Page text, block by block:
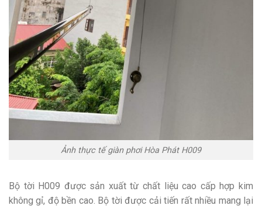
Ảnh thực tế giàn phơi Hòa Phát H009
Bộ tời H009 được sản xuất từ chất liệu cao cấp hợp kim
không gỉ, độ bền cao. Bộ tời được cải tiến rất nhiều mang lại